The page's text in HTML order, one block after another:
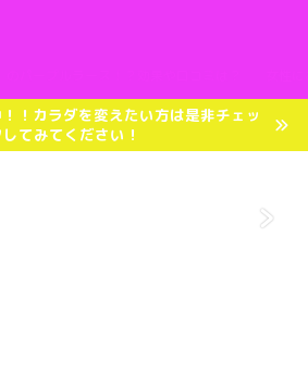
！カラダを変えたい方は是非チェッ
してみてください！